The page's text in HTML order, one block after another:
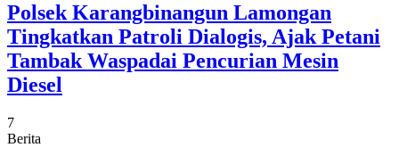
Polsek Karangbinangun Lamongan
Tingkatkan Patroli Dialogis, Ajak Petani
Tambak Waspadai Pencurian Mesin
Diesel
7
Berita